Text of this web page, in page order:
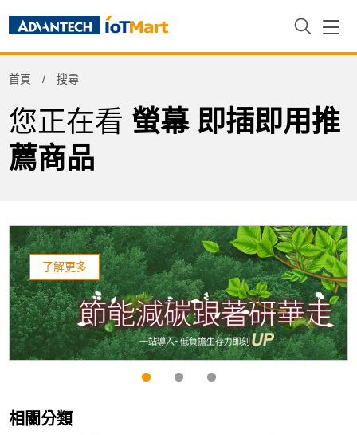
首頁 搜尋
您正在看 螢幕 即插即用推
薦商品
了解更多
Product Tag
相關分類